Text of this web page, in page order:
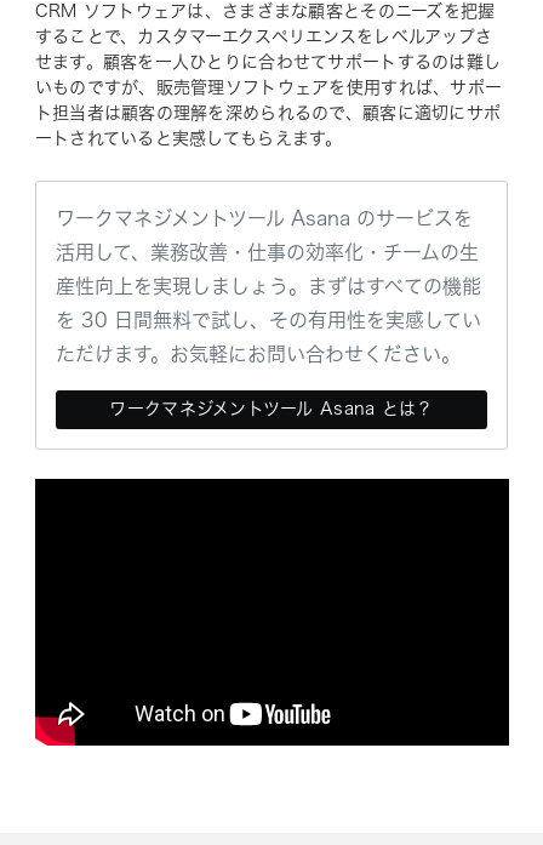
CRM ソフトウェアは、さまざまな顧客とそのニーズを把握
することで、カスタマーエクスペリエンスをレベルアップさ
せます。顧客を一人ひとりに合わせてサポートするのは難し
いものですが、販売管理ソフトウェアを使用すれば、サポー
ト担当者は顧客の理解を深められるので、顧客に適切にサポ
ートされていると実感してもらえます。
ワークマネジメントツール Asana のサービスを
活用して、業務改善・仕事の効率化・チームの生
産性向上を実現しましょう。まずはすべての機能
を 30 日間無料で試し、その有用性を実感してい
ただけます。お気軽にお問い合わせください。
ワークマネジメントツール Asana とは？